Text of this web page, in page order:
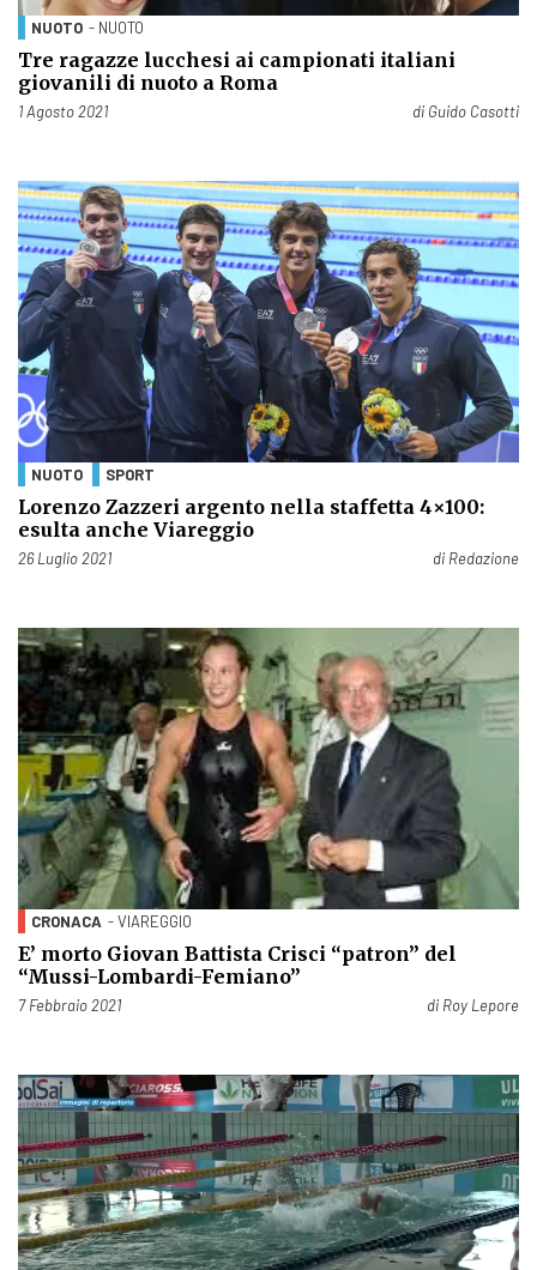
NUOTO - NUOTO
Tre ragazze lucchesi ai campionati italiani
giovanili di nuoto a Roma
Pubblicato il
1 Agosto 2021 di Guido Casotti
NUOTO SPORT
Lorenzo Zazzeri argento nella staffetta 4×100:
esulta anche Viareggio
Pubblicato il
26 Luglio 2021 di Redazione
CRONACA - VIAREGGIO
E’ morto Giovan Battista Crisci “patron” del
“Mussi-Lombardi-Femiano”
Pubblicato il
7 Febbraio 2021 di Roy Lepore